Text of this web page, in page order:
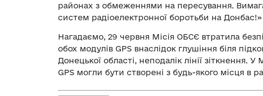
районах з обмеженнями на пересування.
систем радіоелектронної боротьби на
Нагадаємо, 29 червня Місія ОБСЄ втратила
обох модулів GPS внаслідок глушіння біля
Донецької області, неподалік лінії зіткнення.
GPS могли бути створені з будь-якого місця в